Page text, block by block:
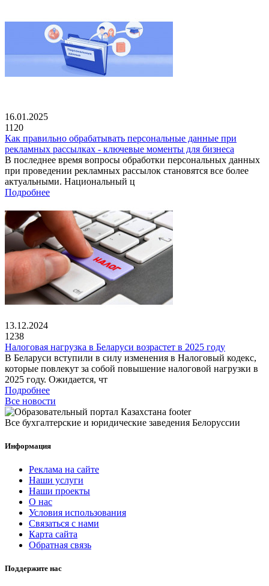
16.01.2025
1120
Как правильно обрабатывать персональные данные при
рекламных рассылках - ключевые моменты для бизнеса
В последнее время вопросы обработки персональных данных
при проведении рекламных рассылок становятся все более
актуальными. Национальный ц
Подробнее
13.12.2024
1238
Налоговая нагрузка в Беларуси возрастет в 2025 году
В Беларуси вступили в силу изменения в Налоговый кодекс,
которые повлекут за собой повышение налоговой нагрузки в
2025 году. Ожидается, чт
Подробнее
Все новости
Все бухгалтерские и юридические заведения Белоруссии
Информация
Реклама на сайте
Наши услуги
Наши проекты
О нас
Условия использования
Связаться с нами
Карта сайта
Обратная связь
Поддержите нас